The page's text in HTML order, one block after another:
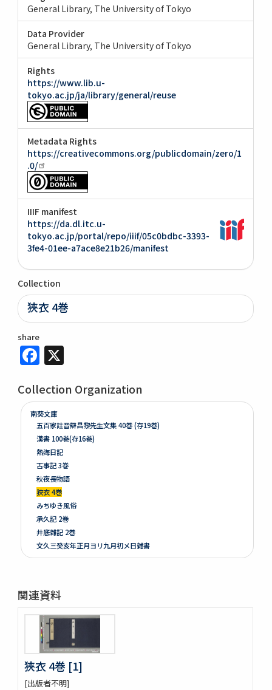
General Library, The University of Tokyo
Data Provider
General Library, The University of Tokyo
Rights
https://www.lib.u-
tokyo.ac.jp/ja/library/general/reuse
Metadata Rights
https://creativecommons.org/publicdomain/zero/1
.0/
IIIF manifest
https://da.dl.itc.u-
tokyo.ac.jp/portal/repo/iiif/05c0bdbc-3393-
3fe4-01ee-a7ace8e21b26/manifest
Collection
狹衣 4巻
share
Facebook
Collection Organization
南葵文庫
五百家註音辯昌黎先生文集 40巻 (存19巻)
漢書 100巻(存16巻)
熱海日記
古事記 3巻
秋夜長物語
狹衣 4巻
みちゆき風俗
承久記 2巻
井底雜記 2巻
文久三癸亥年正月ヨリ九月初メ日雜書
遍照發揮性靈集 10巻
天地萬物造化論
新刻増校切用正音郷談雜字大全 2巻 (存1巻)
黍稷稲粱辧
松の落葉 (存4巻)
節用集 2巻
倭意三百首
字鏡集 20巻
関連資料
狹衣 4巻 [1]
[出版者不明]